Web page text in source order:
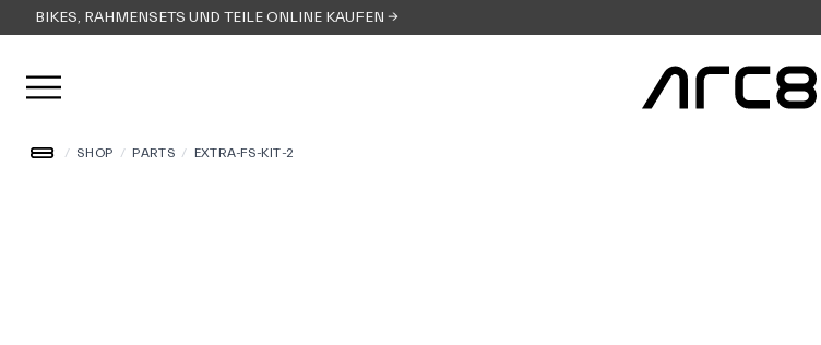
BIKES, RAHMENSETS UND TEILE ONLINE KAUFEN →
Menü öffnen
/ SHOP / PARTS / EXTRA-FS-KIT-2